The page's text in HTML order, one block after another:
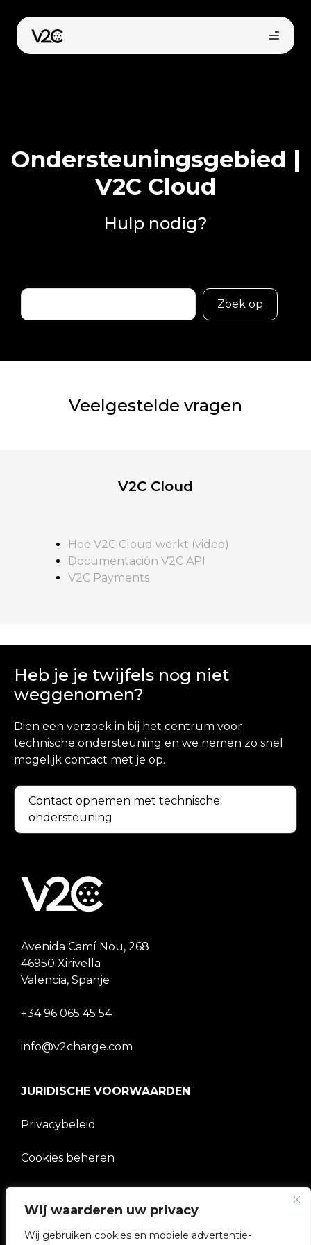
Wij waarderen uw privacy
Wij gebruiken cookies en mobiele advertentie-
naar
inhoud
Online kopen
Ondersteuningsgebied |
V2C Cloud
Hulp nodig?
Buscar
Zoek op
Veelgestelde vragen
V2C Cloud
Hoe V2C Cloud werkt (video)
Documentación V2C API
V2C Payments
Heb je je twijfels nog niet
weggenomen?
Dien een verzoek in bij het centrum voor
technische ondersteuning en we nemen zo snel
mogelijk contact met je op.
Contact opnemen met technische
ondersteuning
Avenida Camí Nou, 268
46950 Xirivella
Valencia, Spanje
+34 96 065 45 54
info@v2charge.com
JURIDISCHE VOORWAARDEN
Privacybeleid
Cookies beheren
BEDRIJF
V2C Gemeenschap